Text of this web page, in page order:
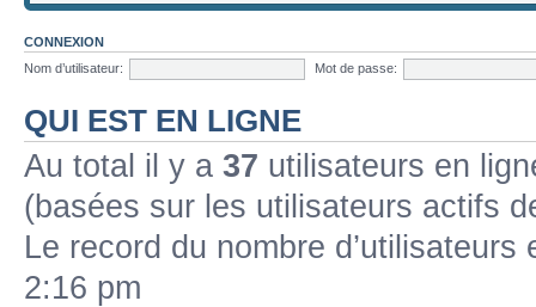
CONNEXION
Nom d’utilisateur:
Mot de passe:
QUI EST EN LIGNE
Au total il y a 37 utilisateurs en
(basées sur les utilisateurs actifs
Le record du nombre
2:16 pm